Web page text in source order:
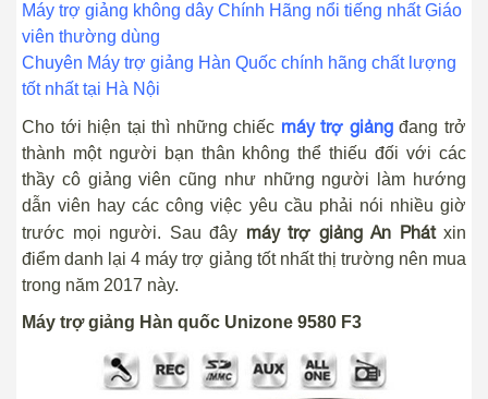
Máy trợ giảng không dây Chính Hãng nổi tiếng nhất Giáo
viên thường dùng
Chuyên Máy trợ giảng Hàn Quốc chính hãng chất lượng
tốt nhất tại Hà Nội
Cho tới hiện tại thì những chiếc máy trợ giảngđang trở
thành một người bạn thân không thể thiếu đối với các
thầy cô giảng viên cũng như những người làm hướng
dẫn viên hay các công việc yêu cầu phải nói nhiều giờ
trước mọi người. Sau đây máy trợ giảng An Phátxin
điểm danh lại 4 máy trợ giảng tốt nhất thị trường nên mua
trong năm 2017 này.
Máy trợ giảng Hàn quốc Unizone 9580 F3